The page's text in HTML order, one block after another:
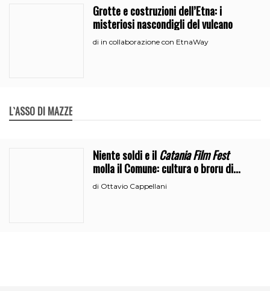
Grotte e costruzioni dell’Etna: i
misteriosi nascondigli del vulcano
di in collaborazione con EtnaWay
L`ASSO DI MAZZE
Niente soldi e ilCatania Film Fest
molla il Comune: cultura o broru di
ciciri?
di Ottavio Cappellani